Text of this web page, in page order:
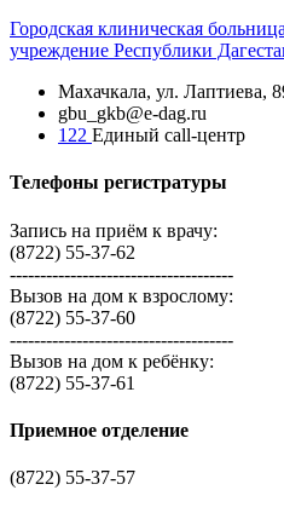
Городская клиническая больница
учреждение Республики
Махачкала, ​ул. Лаптиева,
gbu_gkb@e-dag.ru
122 Единый call-центр
Телефоны регистратуры
Запись на приём к врачу:
(8722) 55-37-62
-------------------------------------
Вызов на дом к взрослому:
(8722) 55-37-60
-------------------------------------
Вызов на дом к ребёнку:
(8722) 55-37-61
Приемное отделение
(8722) 55-37-57